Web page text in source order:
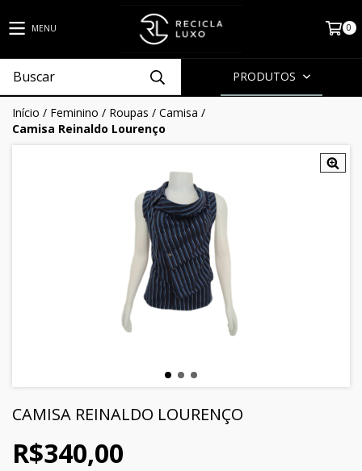
MENU 0
PRODUTOS
Início / Feminino / Roupas / Camisa /
Camisa Reinaldo Lourenço
CAMISA REINALDO LOURENÇO
R$340,00